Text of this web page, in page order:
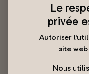
Le
privée
Autoriser
site
Nous